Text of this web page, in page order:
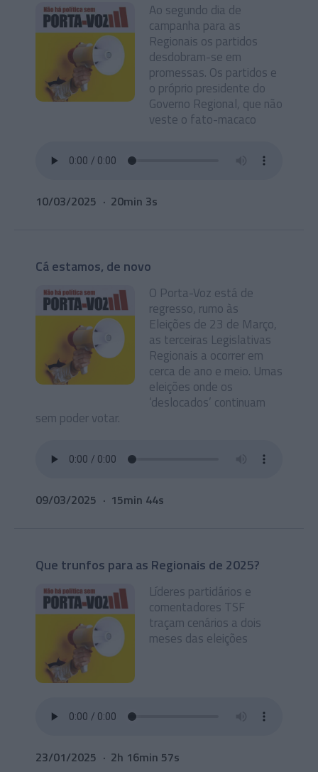
Ao segundo dia de
campanha para as
Regionais os partidos
desdobram-se em
promessas. Os partidos e
o próprio presidente do
Governo Regional, que não
veste o fato-macaco
10/03/2025 20min 3s
Cá estamos, de novo
O Porta-Voz está de
regresso, rumo às
Eleições de 23 de Março,
as terceiras Legislativas
Regionais a ocorrer em
cerca de ano e meio. Umas
eleições onde os
‘deslocados’ continuam
sem poder votar.
09/03/2025 15min 44s
Que trunfos para as Regionais de 2025?
Líderes partidários e
comentadores TSF
traçam cenários a dois
meses das eleições
23/01/2025 2h 16min 57s